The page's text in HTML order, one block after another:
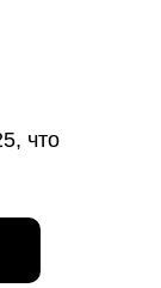
что